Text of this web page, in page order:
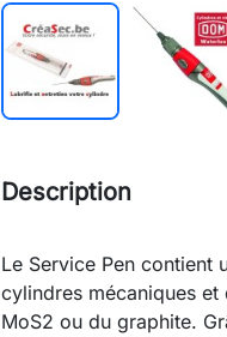
Description
Le Service Pen
cylindres mécaniques
MoS2 ou du graphite.